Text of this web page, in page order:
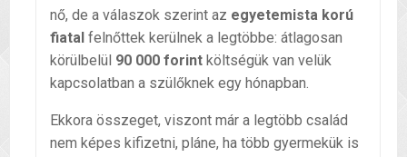
nő, de a válaszok szerint az egyetemista korú
fiatal felnőttek kerülnek a legtöbbe: átlagosan
körülbelül 90 000 forint költségük van velük
kapcsolatban a szülőknek egy hónapban.
Ekkora összeget, viszont már a legtöbb család
nem képes kifizetni, pláne, ha több gyermekük is